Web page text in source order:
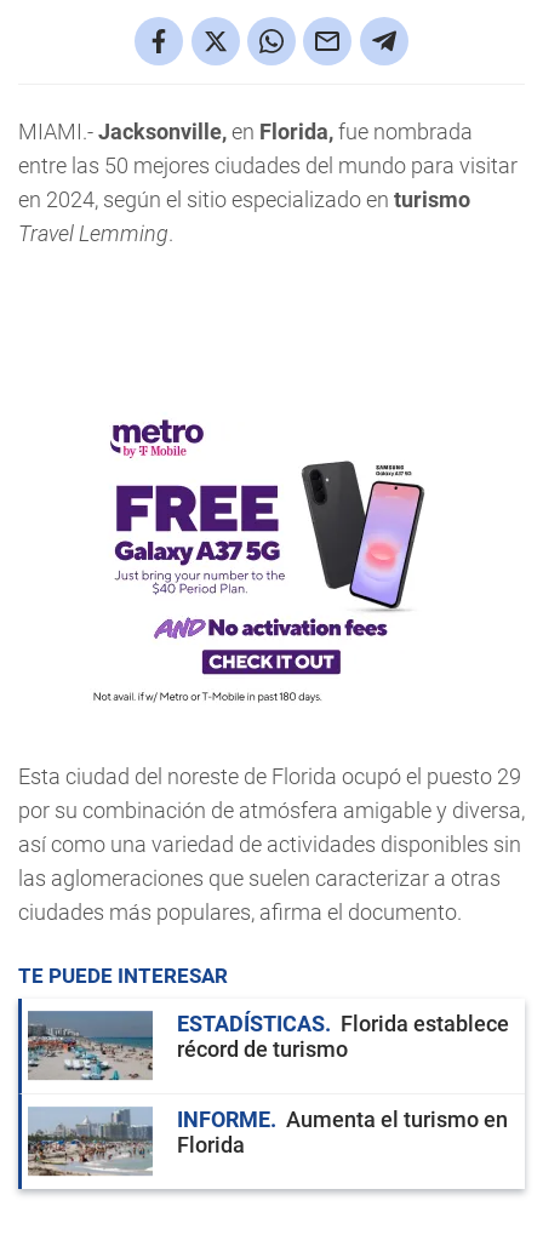
MIAMI.-Jacksonville,en Florida,fue nombrada
entre las 50 mejores ciudades del mundo para visitar
en 2024, según el sitio especializado en turismo
Travel Lemming.
Esta ciudad del noreste de Florida ocupó el puesto 29
por su combinación de atmósfera amigable y diversa,
así como una variedad de actividades disponibles sin
las aglomeraciones que suelen caracterizar a otras
ciudades más populares, afirma el documento.
TE PUEDE INTERESAR
ESTADÍSTICAS
Florida establece
récord de turismo
INFORME
Aumenta el turismo en
Florida